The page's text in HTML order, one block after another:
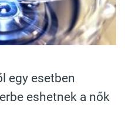
egy esetben
eshetnek a nők